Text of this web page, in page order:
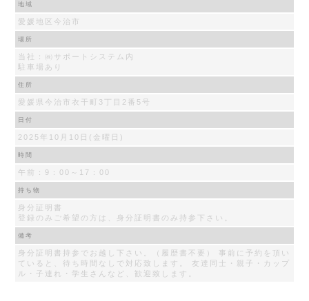
地域
愛媛地区今治市
場所
当社：㈱サポートシステム内
駐車場あり
住所
愛媛県今治市衣干町3丁目2番5号
日付
2025年10月10日(金曜日)
時間
午前：9：00～17：00
持ち物
身分証明書
登録のみご希望の方は、身分証明書のみ持参下さい。
備考
身分証明書持参でお越し下さい。（履歴書不要） 事前に予約を頂い
ていると、待ち時間なしで対応致します。 友達同士・親子・カップ
ル・子連れ・学生さんなど、歓迎致します。